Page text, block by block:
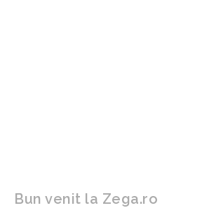
Bun venit la Zega.ro